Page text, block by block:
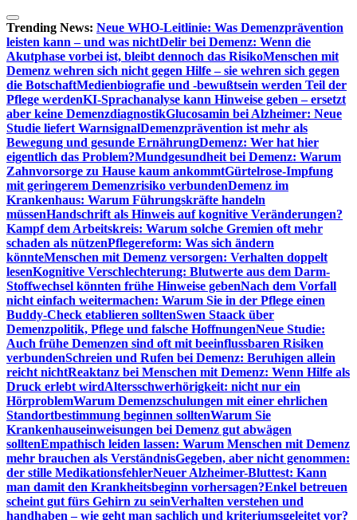
Zum
Inhalt
springen
Trending News: Neue WHO-Leitlinie: Was Demenzprävention
leisten kann – und was nichtDelir bei Demenz: Wenn die
Akutphase vorbei ist, bleibt dennoch das RisikoMenschen mit
Demenz wehren sich nicht gegen Hilfe – sie wehren sich gegen
die BotschaftMedienbiografie und -bewußtsein werden Teil der
Pflege werdenKI-Sprachanalyse kann Hinweise geben – ersetzt
aber keine DemenzdiagnostikGlucosamin bei Alzheimer: Neue
Studie liefert WarnsignalDemenzprävention ist mehr als
Bewegung und gesunde ErnährungDemenz: Wer hat hier
eigentlich das Problem?Mundgesundheit bei Demenz: Warum
Zahnvorsorge zu Hause kaum ankommtGürtelrose-Impfung
mit geringerem Demenzrisiko verbundenDemenz im
Krankenhaus: Warum Führungskräfte handeln
müssenHandschrift als Hinweis auf kognitive Veränderungen?
Kampf dem Arbeitskreis: Warum solche Gremien oft mehr
schaden als nützenPflegereform: Was sich ändern
könnteMenschen mit Demenz versorgen: Verhalten doppelt
lesenKognitive Verschlechterung: Blutwerte aus dem Darm-
Stoffwechsel könnten frühe Hinweise gebenNach dem Vorfall
nicht einfach weitermachen: Warum Sie in der Pflege einen
Buddy-Check etablieren solltenSwen Staack über
Demenzpolitik, Pflege und falsche HoffnungenNeue Studie:
Auch frühe Demenzen sind oft mit beeinflussbaren Risiken
verbundenSchreien und Rufen bei Demenz: Beruhigen allein
reicht nichtReaktanz bei Menschen mit Demenz: Wenn Hilfe als
Druck erlebt wirdAltersschwerhörigkeit: nicht nur ein
HörproblemWarum Demenzschulungen mit einer ehrlichen
Standortbestimmung beginnen solltenWarum Sie
Krankenhauseinweisungen bei Demenz gut abwägen
solltenEmpathisch leiden lassen: Warum Menschen mit Demenz
mehr brauchen als VerständnisGegeben, aber nicht genommen:
der stille MedikationsfehlerNeuer Alzheimer-Bluttest: Kann
man damit den Krankheitsbeginn vorhersagen?Enkel betreuen
scheint gut fürs Gehirn zu seinVerhalten verstehen und
handhaben – wie geht man sachlich und kriteriumsgeleitet vor?